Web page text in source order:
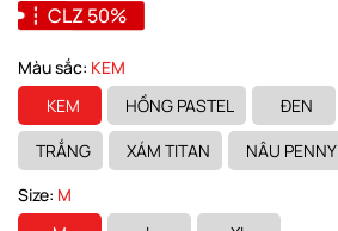
CLZ 50%
Màu sắc: KEM
KEM
HỒNG PASTEL ĐEN
TRẮNG
XÁM TITAN
NÂU PENNY
Size: M